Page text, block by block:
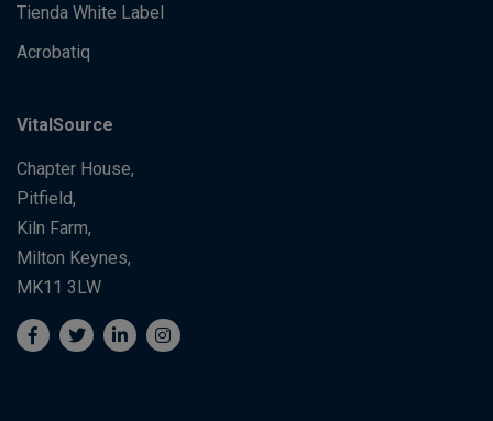
Tienda White Label
Acrobatiq
VitalSource
Chapter House,
Pitfield,
Kiln Farm,
Milton Keynes,
MK11 3LW